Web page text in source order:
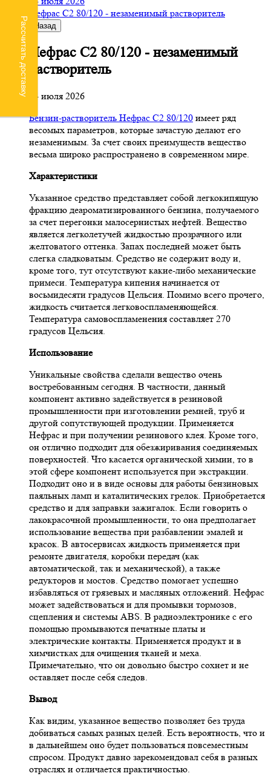
Нефрас С2 80/120 - незаменимый растворитель
Назад
Нефрас С2 80/120 - незаменимый
растворитель
24 июля 2026
Бензин-растворитель Нефрас С2 80/120 имеет ряд
весомых параметров, которые зачастую делают его
незаменимым. За счет своих преимуществ вещество
весьма широко распространено в современном мире.
Характеристики
Указанное средство представляет собой легкокипящую
фракцию деароматизированного бензина, получаемого
за счет перегонки малосернистых нефтей. Вещество
является легколетучей жидкостью прозрачного или
желтоватого оттенка. Запах последней может быть
слегка сладковатым. Средство не содержит воду и,
кроме того, тут отсутствуют какие-либо механические
примеси. Температура кипения начинается от
восьмидесяти градусов Цельсия. Помимо всего прочего,
жидкость считается легковоспламеняющейся.
Температура самовоспламенения составляет 270
градусов Цельсия.
Использование
Уникальные свойства сделали вещество очень
востребованным сегодня. В частности, данный
компонент активно задействуется в резиновой
промышленности при изготовлении ремней, труб и
другой сопутствующей продукции. Применяется
Нефрас и при получении резинового клея. Кроме того,
он отлично подходит для обезжиривания соединяемых
поверхностей. Что касается органической химии, то в
этой сфере компонент используется при экстракции.
Подходит оно и в виде основы для работы бензиновых
паяльных ламп и каталитических грелок. Приобретается
средство и для заправки зажигалок. Если говорить о
лакокрасочной промышленности, то она предполагает
использование вещества при разбавлении эмалей и
красок. В автосервисах жидкость применяется при
ремонте двигателя, коробки передач (как
автоматической, так и механической), а также
редукторов и мостов. Средство помогает успешно
избавляться от грязевых и масляных отложений. Нефрас
может задействоваться и для промывки тормозов,
сцепления и системы ABS. В радиоэлектронике с его
помощью промываются печатные платы и
электрические контакты. Применяется продукт и в
химчистках для очищения тканей и меха.
Примечательно, что он довольно быстро сохнет и не
оставляет после себя следов.
Вывод
Как видим, указанное вещество позволяет без труда
добиваться самых разных целей. Есть вероятность, что и
в дальнейшем оно будет пользоваться повсеместным
спросом. Продукт давно зарекомендовал себя в разных
отраслях и отличается практичностью.
Рассчитать доставку